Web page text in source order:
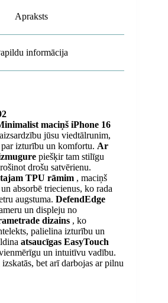
Apraksts
informācija
maciņš iPhone 16
jūsu viedtālrunim,
izturību un komfortu. Ar
piešķir tam stilīgu
drošu satvērienu.
TPU rāmim , maciņš
absorbē triecienus, ko rada
augstuma. DefendEdge
un displeju no
dizains , ko
palielina izturību un
atsaucīgas EasyTouch
un intuitīvu vadību.
bet arī darbojas ar pilnu